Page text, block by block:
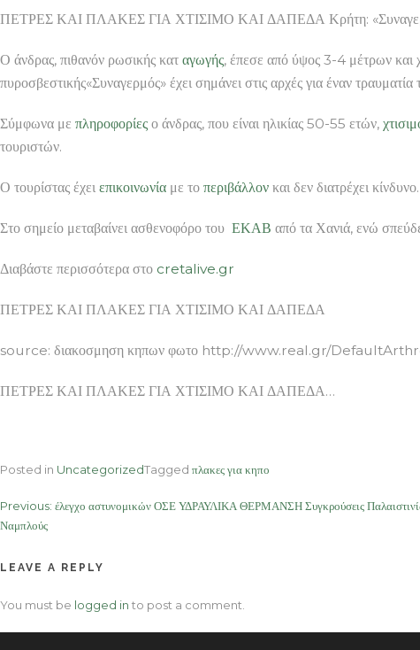
ΠΕΤΡΕΣ ΚΑΙ ΠΛΑΚΕΣ ΓΙΑ ΧΤΙΣΙΜΟ ΚΑΙ ΔΑΠΕΔΑ Κρήτη:
Ο άνδρας, πιθανόν ρωσικής κατ αγωγής, έπεσε από ύψος 3-4 μέτρων και
πυροσβεστικής«Συναγερμός» έχει σημάνει στις αρχές για έναν
Σύμφωνα με πληροφορίες ο άνδρας, που είναι ηλικίας 50-55 ετών,
τουριστών.
Ο τουρίστας έχει επικοινωνία με το περιβάλλον και δεν διατρέχει κίνδυνο.
Στο σημείο μεταβαίνει ασθενοφόρο του ΕΚΑΒ από τα Χανιά, ενώ
Διαβάστε περισσότερα στο cretalive.gr
ΠΕΤΡΕΣ ΚΑΙ ΠΛΑΚΕΣ ΓΙΑ ΧΤΙΣΙΜΟ ΚΑΙ ΔΑΠΕΔΑ
source: διακοσμηση κηπων φωτο http://www.real.gr/
ΠΕΤΡΕΣ ΚΑΙ ΠΛΑΚΕΣ ΓΙΑ ΧΤΙΣΙΜΟ ΚΑΙ ΔΑΠΕΔΑ…
Posted in UncategorizedTagged πλακες για κηπο
Post
navigation
Previous: έλεγχο αστυνομικών ΟΣΕ ΥΔΡΑΥΛΙΚΑ ΘΕΡΜΑΝΣΗ Συγκρούσεις
Ναμπλούς
LEAVE A REPLY
You must be logged in to post a comment.